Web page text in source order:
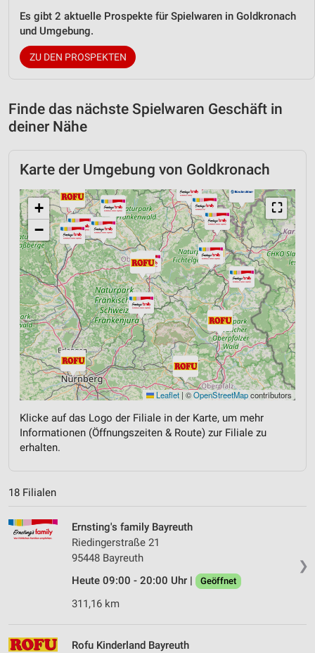
Es gibt 2 aktuelle Prospekte für Spielwaren in Goldkronach
und Umgebung.
ZU DEN PROSPEKTEN
Finde das nächste Spielwaren Geschäft in
deiner Nähe
Karte der Umgebung von Goldkronach
⛶
+
−
Leaflet | ©OpenStreetMapcontributors
Klicke auf das Logo der Filiale in der Karte, um mehr
Informationen (Öffnungszeiten & Route) zur Filiale zu
erhalten.
18 Filialen
❯
Ernsting's family Bayreuth
Riedingerstraße 21
95448 Bayreuth
Heute 09:00 - 20:00 Uhr |
Geöffnet
311,16 km
Rofu Kinderland Bayreuth